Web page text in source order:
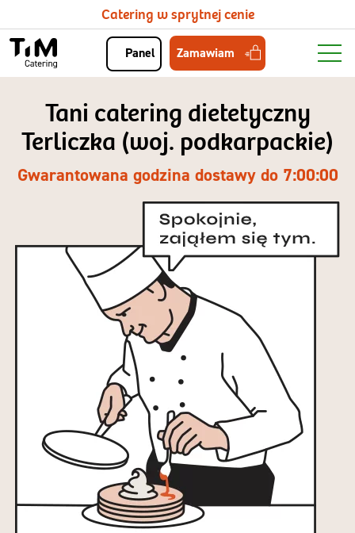
Catering w sprytnej cenie
Panel Zamawiam
Tani catering dietetyczny
Terliczka (woj. podkarpackie)
Gwarantowana godzina dostawy do 7:00:00